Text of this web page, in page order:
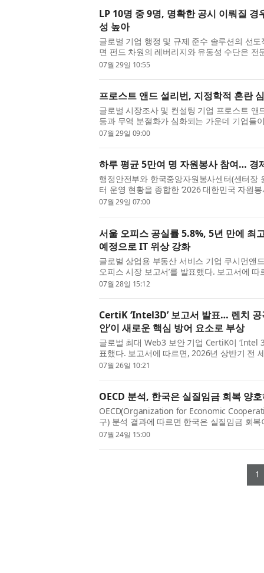
LP 10명 중 9명, 명확한 공시 이뤄질
성 높아
글로벌 기업 행정 및 규제 준수 솔루션의 선
면 펀드 차원의 레버리지와 유동성 수단은
프라로 자리 잡았다. 조사 결과, 유한책임투
07월 29일 10:55
프로스트 앤드 설리번, 지정학적 혼란
글로벌 시장조사 및 컨설팅 기업 프로스트
등과 무역 분절화가 심화되는 가운데 기업들
속 가능한 성장을 이어가기 위해 고려해야
07월 29일 09:00
하루 평균 5만여 명 자원봉사 참여… 경
행정안전부와 한국중앙자원봉사센터(센터장
터 운영 현황을 종합한 ‘2026 대한민국 자원
기초 자원봉사센터가 협력해 데이터를 최신
07월 29일 07:00
서울 오피스 공실률 5.8%, 5년 만에 최
예정으로 IT 위상 강화
글로벌 상업용 부동산 서비스 기업 쿠시먼앤
오피스 시장 보고서’를 발표했다. 보고서에
은 전 분기 대비 1.8%p 상승한 5.8%를 기록
07월 28일 15:12
CertiK ‘Intel3D’ 보고서 발표… 렌치 공
안’이 새로운 핵심 방어 요소로 부상
글로벌 최대 Web3 보안 기업 CertiK이 ‘Intel
표했다. 보고서에 따르면, 2026년 상반기 전
은 총 52건으로, 전년 동기 대비 33.3% 증가
07월 26일 10:21
OECD 분석, 한국은 실질임금 회복 양
OECD(Organization for Economic
구) 분석 결과에 따르면 한국은 실질임금 회
편이다. 한국직업능력연구원(원장 고혜원)은
07월 24일 15:00
1